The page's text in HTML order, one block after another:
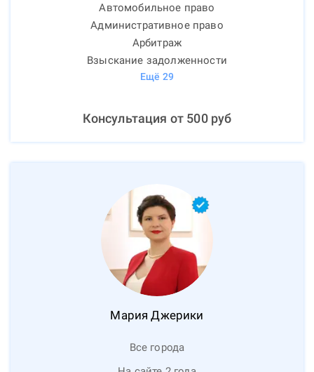
Автомобильное право
Административное право
Арбитраж
Взыскание задолженности
Ещё 29
Консультация от 500руб
Мария Джерики
Все города